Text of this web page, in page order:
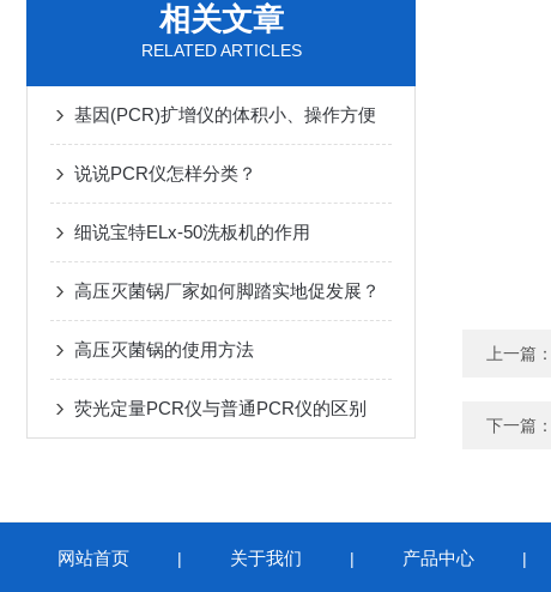
相关文章
RELATED ARTICLES
基因(PCR)扩增仪的体积小、操作方便
说说PCR仪怎样分类？
细说宝特ELx-50洗板机的作用
高压灭菌锅厂家如何脚踏实地促发展？
高压灭菌锅的使用方法
荧光定量PCR仪与普通PCR仪的区别
上一篇：
下一篇：
网站首页 | 关于我们 | 产品中心 |